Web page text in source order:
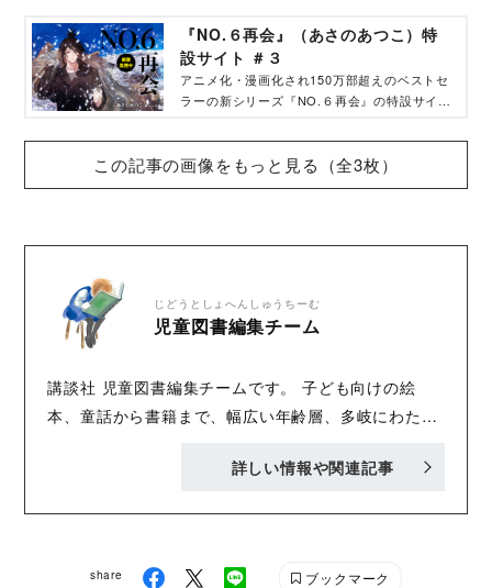
『NO.６再会』（あさのあつこ）特
設サイト ＃３
アニメ化・漫画化され150万部超えのベストセ
ラーの新シリーズ『NO.６再会』の特設サイト
この記事の画像をもっと見る（全3枚）
じどうとしょへんしゅうちーむ
児童図書編集チーム
講談社 児童図書編集チームです。 子ども向けの絵
本、童話から書籍まで、幅広い年齢層、多岐にわたる
Twitter :@Kodansha_jidou YA! Entertainmentの
詳しい情報や関連記事
share ブックマーク